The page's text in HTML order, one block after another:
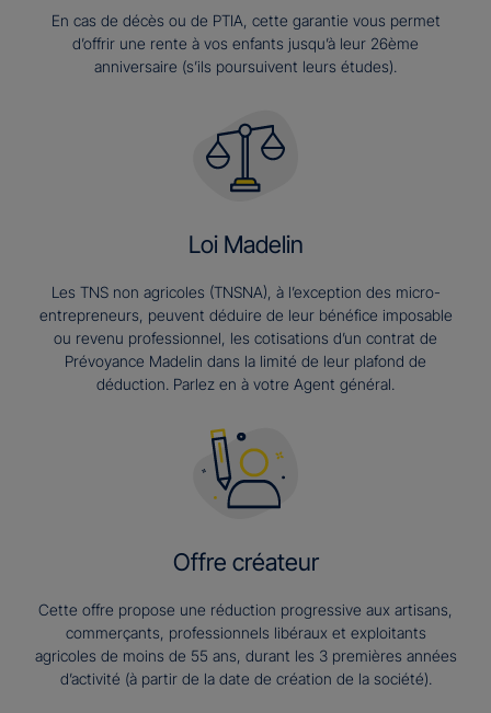
En cas de décès ou de PTIA, cette garantie vous permet
d’offrir une rente à vos enfants jusqu’à leur 26ème
anniversaire (s’ils poursuivent leurs études).​
Loi Madelin
Les TNS non agricoles (TNSNA), à l’exception des micro-
entrepreneurs, peuvent déduire de leur bénéfice imposable
ou revenu professionnel, les cotisations d’un contrat de
Prévoyance Madelin dans la limité de leur plafond de
déduction. Parlez en à votre Agent général.
Offre créateur
Cette offre propose une réduction progressive aux artisans,
commerçants, professionnels libéraux et exploitants
agricoles de moins de 55 ans, durant les 3 premières années
d’activité (à partir de la date de création de la société).